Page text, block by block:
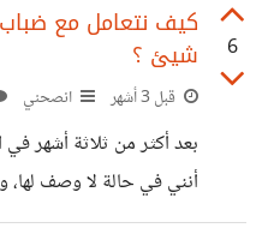
منهم ذلك. وآخرين
درجة قوتها، لكن لا تصل
منهم مطلب
وغالباً تحدث هذه العملية
والتفاعل، لكن انقلبت
6
كيف نتعامل مع
شيئ ؟
قبل 3 أشهر انصحني
بعد أكثر من ثلاثة أشهر
أنني في حالة لا وصف